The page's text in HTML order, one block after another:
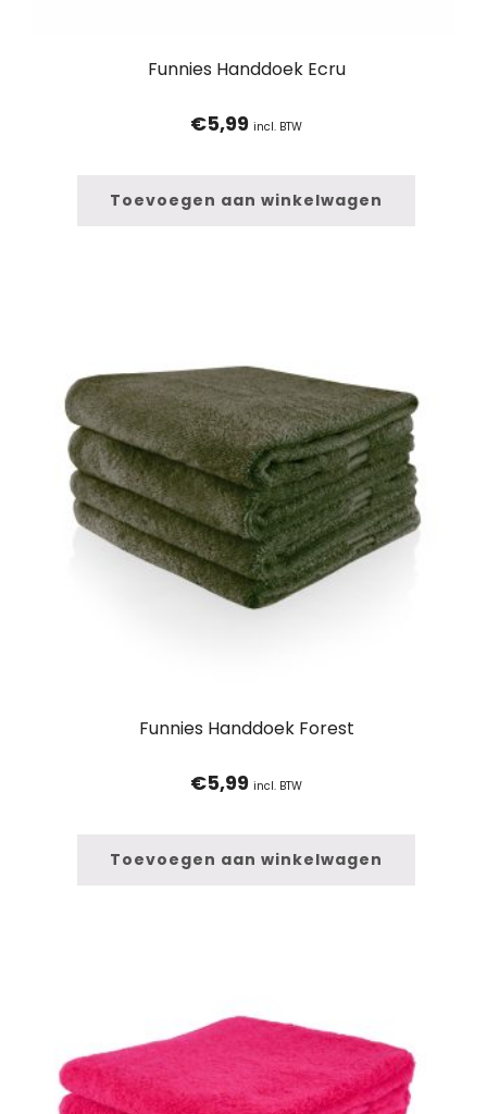
Funnies Handdoek Ecru
€5,99 incl. BTW
Toevoegen aan winkelwagen
Funnies Handdoek Forest
€5,99 incl. BTW
Toevoegen aan winkelwagen